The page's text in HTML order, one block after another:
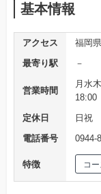
基本情報
アクセス
福岡
最寄り駅
－
営業時間
月水
18:00
定休日
日祝
電話番号
0944-
特徴 コー